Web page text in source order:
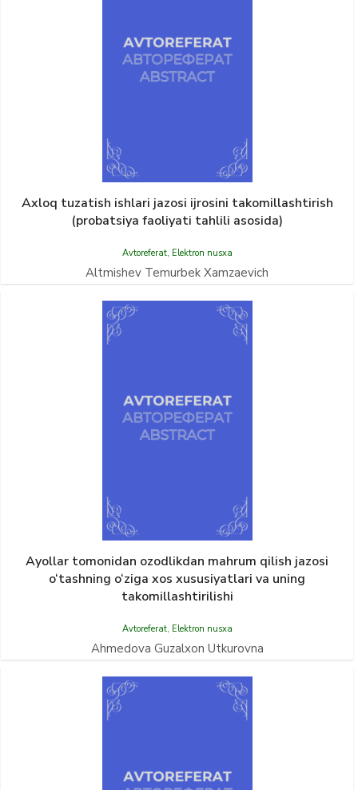
Axloq tuzatish ishlari jazosi ijrosini takomillashtirish
(probatsiya faoliyati tahlili asosida)
Avtoreferat, Elektron nusxa
Altmishev Temurbek Xamzaevich
Ayollar tomonidan ozodlikdan mahrum qilish jazosi
o‘tashning o‘ziga xos xususiyatlari va uning
takomillashtirilishi
Avtoreferat, Elektron nusxa
Ahmedova Guzalxon Utkurovna